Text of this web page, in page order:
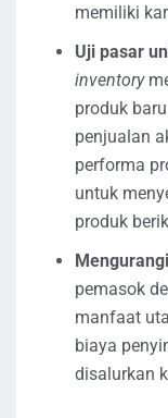
memiliki
Uji pasar
inventory
produk
penjualan
performa
untuk
produk
pemasok
manfaat
biaya
disalurkan